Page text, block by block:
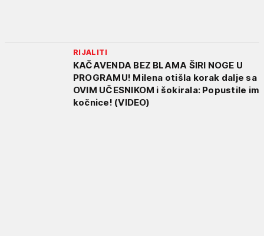
RIJALITI
KAČAVENDA BEZ BLAMA ŠIRI NOGE U
PROGRAMU! Milena otišla korak dalje sa
OVIM UČESNIKOM i šokirala: Popustile im
kočnice! (VIDEO)